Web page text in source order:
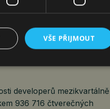
Sever) výrobci
v Karlovarském kraji
kraji s 262 tis.
developerů mezikvartálně
936 716 čtverečných
VŠE PŘIJMOUT